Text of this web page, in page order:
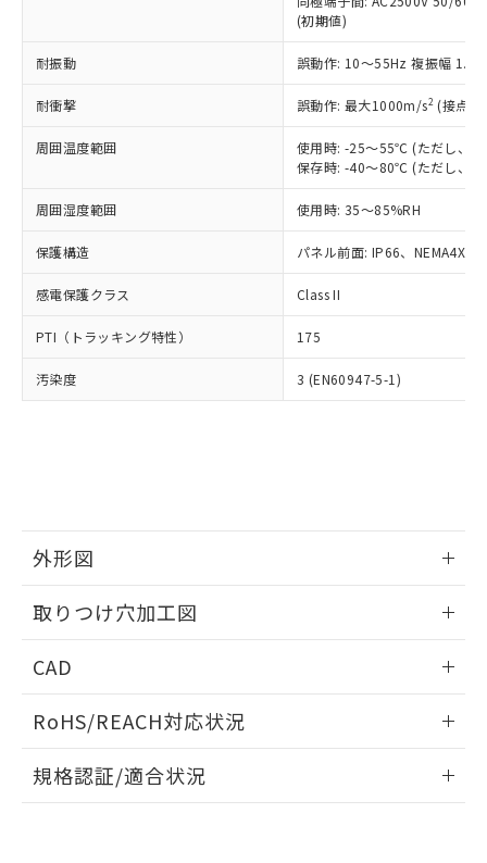
(初期値)
耐振動 誤動作: 10～55Hz 複振幅
耐衝撃 誤動作: 最大1000m/s2 (接点
周囲温度範囲
使用時: -25～55℃ (ただし、氷
保存時: -40～80℃ (ただし、氷
周囲湿度範囲 使用時: 35～85%RH
保護構造 パネル前面: IP66、NEMA4X,
感電保護クラス Class II
PTI（トラッキング特性） 175
汚染度 3 (EN60947-5-1)
外形図
取りつけ穴加工図
CAD
ドすることができます。
ログイン/会員登録
RoHS/REACH対応状況
EU RoHS 注意事項・凡例
規格認証/適合状況
正式な納期状況および標準価格はお客
様のお取引先、またはお客様担当のオ
ムロン制御機器販売店・当社販売員に
オムロン制御機器販売店や当社販売拠
販売ネットワーク
」をご確認
事前の承諾なく第三者に漏洩または開
示しないようお願いします。
マイパーツ機能（部品リスト作成サー
ビス）をご利用いただくには、I-Web
メンバーズにご登録されている必要が
あります。
お客様が当ウェブサイト上で当社にご
登録された部品リストについて、当社
および当社の共同利用者が、当社の製
(PBDE) 1000ppm以下、フタル酸ビス(2-エチルヘキシ
ル) (DEHP)(別名：DOP) 1000ppm以下、フタル酸ブチ
（DBP） 1000ppm以下、フタル酸ジイソブチル
但し、RoHS指令で産業用監視および制御機器に対する
フタル酸エステル類の４物質については閾値を超える意
図的な使用がないことを確認しています。
※2 対応予定月
部品在庫の切り替え状況などにより、予定
月が前後することがあります。
※3 非含有証明書ダウンロード
※本証明書は発行日時点で非含有を証明す
るもので、過去に遡って非含有を証明する
また、RoHS指令のフタル酸エステル類４
物質の対応では、対応完了までの期間は出
荷製品に未対応品が混在することから備考
既に当社にて対応品への在庫切替を完了
していることから、特段のことがない限
り、2022年1月12日より割愛しておりま
ニル類) : 1000ppm、 PBDEs(ポリ臭化ジフェニルエーテ
イソブチル) : 1000ppm、 BBP(フタル酸ブチルベンジ
DEHP(フタル酸ビス(2-エチルヘキシル)) : 1000ppm
「ｅ」：有害物質（10物質）のすべてが基
準値以下であることを示します。
「10」：通常の使用状況下において有害物
質が外部に漏えいし、環境に深刻な影響を
及ぼさない年数を意味します。
い合わせください。
当社は規制貨物を破棄する場合は、完
全に破砕するなど、違法に輸出されな
いよう必要な手段を講じます。
当社は貴社製品を、核兵器、ミサイ
ル、化学兵器、生物兵器またはその他
武器並びにこれらの製造装置等に一切
当社は、貴社製品を第三者に販売する
場合は、上記1、2および3の内容を当
該第三者に通知します。また当社は、
販売先および販売に係わる関係者が違
り引きをいたしません。
一定数以上の在庫あり
一定数には満たないが在庫あり
在庫なし(最新の在庫状況につ
いては、お客様のお取引先、ま
たはお客様担当のオムロン制御
機器販売店・当社販売員にご確
白
受注生産機種、また在庫状況の
情報を公開していない機種